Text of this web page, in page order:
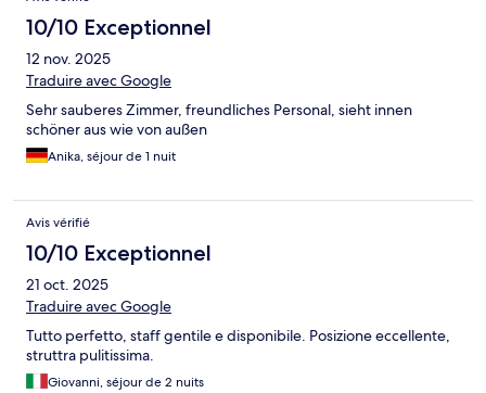
10/10 Exceptionnel
12 nov. 2025
Traduire avec Google
Sehr sauberes Zimmer, freundliches Personal, sieht innen
schöner aus wie von außen
Anika, séjour de 1 nuit
Avis vérifié
10/10 Exceptionnel
21 oct. 2025
Traduire avec Google
Tutto perfetto, staff gentile e disponibile. Posizione eccellente,
struttra pulitissima.
Giovanni, séjour de 2 nuits